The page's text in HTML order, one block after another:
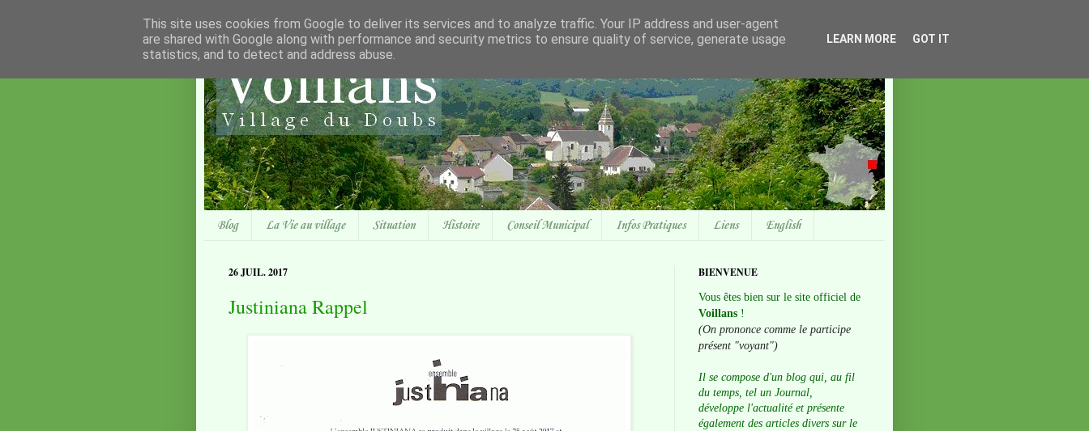
Blog La Vie au village Situation Histoire Conseil Municipal Infos Pratiques Liens English
26 JUIL. 2017
Justiniana Rappel
BIENVENUE
Vous êtes bien sur le site officiel de
Voillans !
(On prononce comme le participe
présent "voyant")
Il se compose d'un blog qui, au fil
du temps, tel un Journal,
développe l'actualité et présente
également des articles divers sur le
This site uses cookies from Google to deliver its services and to analyze traffic. Your IP address and user-agent
are shared with Google along with performance and security metrics to ensure quality of service, generate usage
statistics, and to detect and address abuse.
LEARN MORE GOT IT